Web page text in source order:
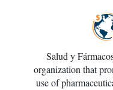
Salud y
organization that
use of